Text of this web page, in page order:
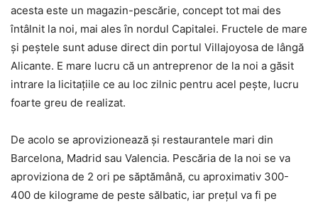
acesta este un magazin-pescărie, concept tot mai des
întâlnit la noi, mai ales în nordul Capitalei. Fructele de mare
şi peştele sunt aduse direct din portul Villajoyosa de lângă
Alicante. E mare lucru că un antreprenor de la noi a găsit
intrare la licitaţiile ce au loc zilnic pentru acel peşte, lucru
foarte greu de realizat.
De acolo se aprovizionează şi restaurantele mari din
Barcelona, Madrid sau Valencia. Pescăria de la noi se va
aproviziona de 2 ori pe săptămână, cu aproximativ 300-
400 de kilograme de peste sălbatic, iar preţul va fi pe